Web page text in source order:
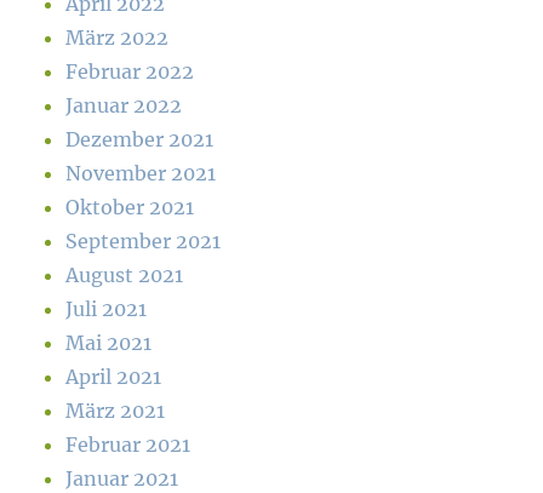
März 2022
Februar 2022
Januar 2022
Dezember 2021
November 2021
Oktober 2021
September 2021
August 2021
Juli 2021
Mai 2021
April 2021
März 2021
Februar 2021
Januar 2021